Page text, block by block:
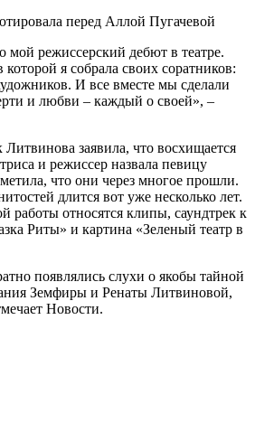
перед Аллой Пугачевой
мой режиссерский дебют в театре.
я собрала своих соратников:
И все вместе мы сделали
и любви – каждый о своей», –
заявила, что восхищается
и режиссер назвала певицу
что они через многое прошли.
длится вот уже несколько лет.
работы относятся клипы, саундтрек к
Риты» и картина «Зеленый театр в
появлялись слухи о якобы тайной
Земфиры и Ренаты Литвиновой,
Новости.